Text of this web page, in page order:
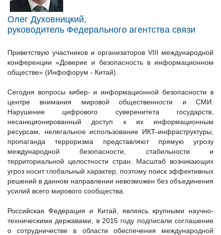
Олег Духовницкий,
руководитель Федерального агентства связи
Приветствую участников и организаторов VIII международной
конференции «Доверие и безопасность в информационном
обществе» (Инфофорум - Китай).
Сегодня вопросы кибер- и информационной безопасности в
центре внимания мировой общественности и СМИ.
Нарушение цифрового суверенитета государств,
несанкционированный доступ к их информационным
ресурсам, нелегальное использование ИКТ-инфраструктуры,
пропаганда терроризма представляют прямую угрозу
международной безопасности, стабильности и
территориальной целостности стран. Масштаб возникающих
угроз носит глобальный характер, поэтому поиск эффективных
решений в данном направлении невозможен без объединения
усилий всего мирового сообщества.
Российская Федерация и Китай, являясь крупными научно-
техническими державами, в 2015 году подписали соглашение
о сотрудничестве в области обеспечения международной